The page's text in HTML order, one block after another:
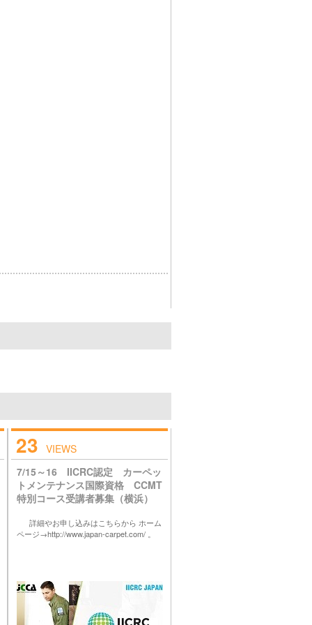
23 VIEWS
7/15～16 IICRC認定 カーペッ
トメンテナンス国際資格 CCMT
特別コース受講者募集（横浜）
詳細やお申し込みはこちらから ホーム
ページ→http://www.japan-carpet.com/ 。